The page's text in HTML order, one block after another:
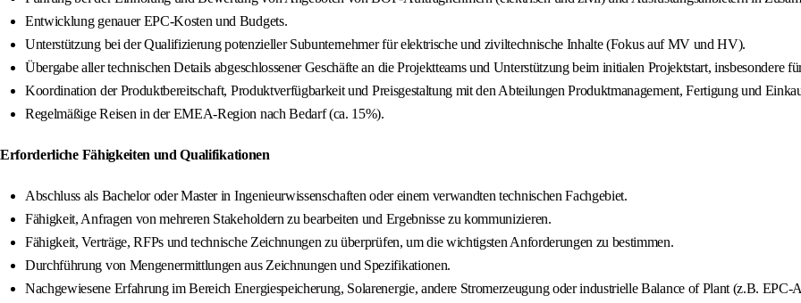
Entwicklung genauer EPC-Kosten und Budgets.
Unterstützung bei der Qualifizierung potenzieller Subunternehmer für elektrische und ziviltechnische Inhalte (Fokus auf MV und HV).
Übergabe aller technischen Details abgeschlossener Geschäfte an die Projektteams und Unterstützung beim initialen Projektstart, insbesondere
Koordination der Produktbereitschaft, Produktverfügbarkeit und Preisgestaltung mit den Abteilungen Produktmanagement, Fertigung und
Regelmäßige Reisen in der EMEA-Region nach Bedarf (ca. 15%).
Erforderliche Fähigkeiten und Qualifikationen
Abschluss als Bachelor oder Master in Ingenieurwissenschaften oder einem verwandten technischen Fachgebiet.
Fähigkeit, Anfragen von mehreren Stakeholdern zu bearbeiten und Ergebnisse zu kommunizieren.
Fähigkeit, Verträge, RFPs und technische Zeichnungen zu überprüfen, um die wichtigsten Anforderungen zu bestimmen.
Durchführung von Mengenermittlungen aus Zeichnungen und Spezifikationen.
Nachgewiesene Erfahrung im Bereich Energiespeicherung, Solarenergie, andere Stromerzeugung oder industrielle Balance of Plant (z.B. EPC-